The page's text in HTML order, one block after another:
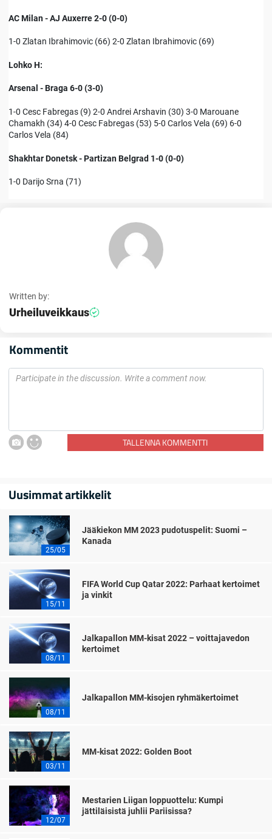
AC Milan - AJ Auxerre 2-0 (0-0)
1-0 Zlatan Ibrahimovic (66) 2-0 Zlatan Ibrahimovic (69)
Lohko H:
Arsenal - Braga 6-0 (3-0)
1-0 Cesc Fabregas (9) 2-0 Andrei Arshavin (30) 3-0 Marouane
Chamakh (34) 4-0 Cesc Fabregas (53) 5-0 Carlos Vela (69) 6-0
Carlos Vela (84)
Shakhtar Donetsk - Partizan Belgrad 1-0 (0-0)
1-0 Darijo Srna (71)
Written by:
Urheiluveikkaus
Kommentit
TALLENNA KOMMENTTI
Uusimmat artikkelit
25/05
Jääkiekon MM 2023 pudotuspelit: Suomi –
Kanada
15/11
FIFA World Cup Qatar 2022: Parhaat kertoimet
ja vinkit
08/11
Jalkapallon MM-kisat 2022 – voittajavedon
kertoimet
08/11
Jalkapallon MM-kisojen ryhmäkertoimet
03/11
MM-kisat 2022: Golden Boot
12/07
Mestarien Liigan loppuottelu: Kumpi
jättiläisistä juhlii Pariisissa?